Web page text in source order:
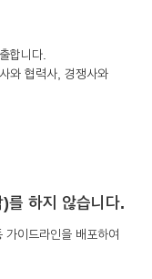
합니다.
와 협력사, 경쟁사와
를 하지 않습니다.
가이드라인을 배포하여